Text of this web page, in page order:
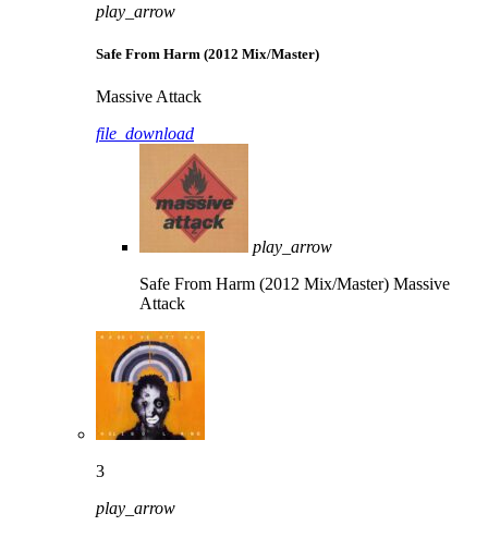
play_arrow
Safe From Harm (2012 Mix/Master)
Massive Attack
file_download
play_arrow
Safe From Harm (2012 Mix/Master) Massive
Attack
3
play_arrow